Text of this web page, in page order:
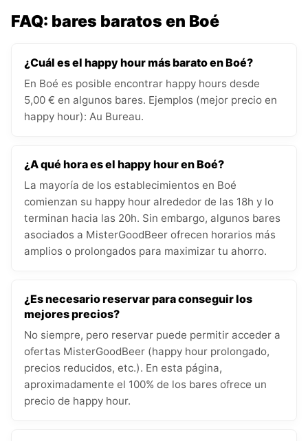
FAQ: bares baratos en Boé
¿Cuál es el happy hour más barato en Boé?
En Boé es posible encontrar happy hours desde
5,00 € en algunos bares. Ejemplos (mejor precio en
happy hour): Au Bureau.
¿A qué hora es el happy hour en Boé?
La mayoría de los establecimientos en Boé
comienzan su happy hour alrededor de las 18h y lo
terminan hacia las 20h. Sin embargo, algunos bares
asociados a MisterGoodBeer ofrecen horarios más
amplios o prolongados para maximizar tu ahorro.
¿Es necesario reservar para conseguir los
mejores precios?
No siempre, pero reservar puede permitir acceder a
ofertas MisterGoodBeer (happy hour prolongado,
precios reducidos, etc.). En esta página,
aproximadamente el 100% de los bares ofrece un
precio de happy hour.